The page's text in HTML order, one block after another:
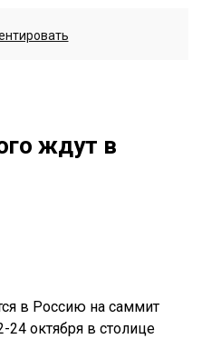
ждут в
в Россию на саммит
октября в столице